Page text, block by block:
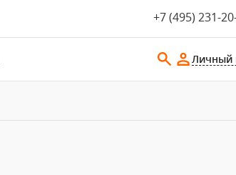
+7 (495) 231-
Личный